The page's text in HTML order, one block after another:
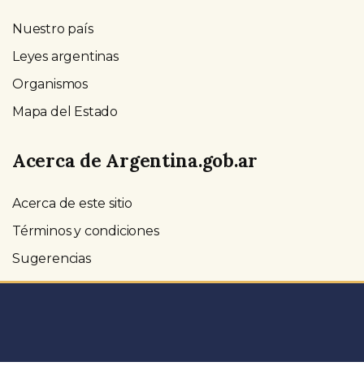
Nuestro país
Leyes argentinas
Organismos
Mapa del Estado
Acerca de Argentina.gob.ar
Acerca de este sitio
Términos y condiciones
Sugerencias